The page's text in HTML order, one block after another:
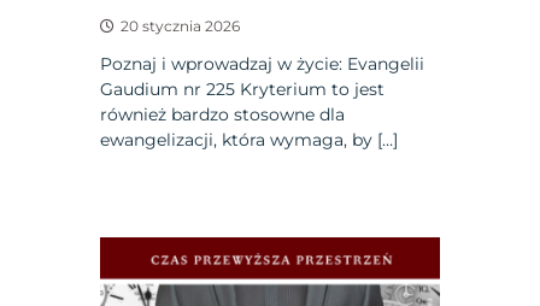
20 stycznia 2026
Poznaj i wprowadzaj w życie: Evangelii
Gaudium nr 225 Kryterium to jest
również bardzo stosowne dla
ewangelizacji, która wymaga, by […]